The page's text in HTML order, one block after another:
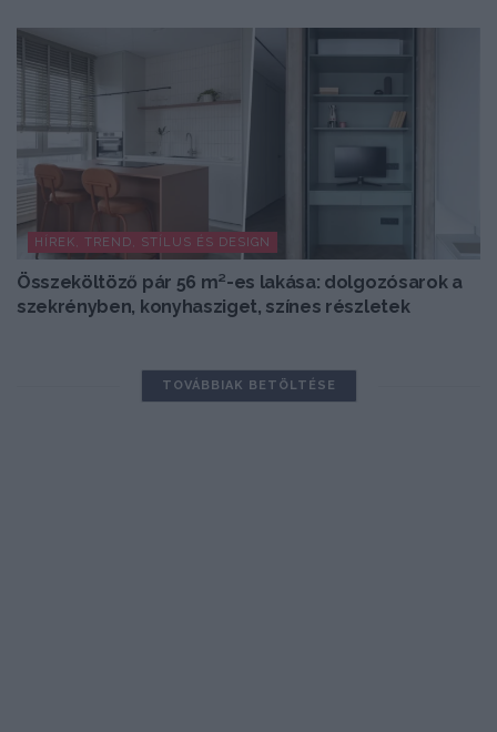
HÍREK, TREND, STÍLUS ÉS DESIGN
Összeköltöző pár 56 m²-es lakása: dolgozósarok a
szekrényben, konyhasziget, színes részletek
TOVÁBBIAK BETÖLTÉSE